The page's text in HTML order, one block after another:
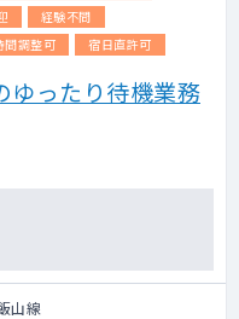
経験不問
間調整可 宿日直許可
ゆったり待機業務
山線